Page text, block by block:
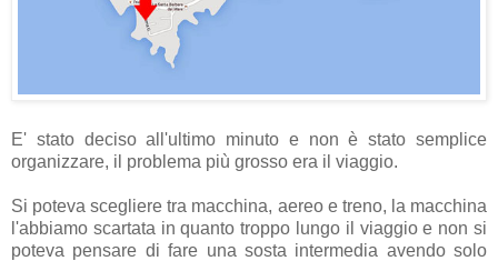
E' stato deciso all'ultimo minuto e non è stato semplice
organizzare, il problema più grosso era il viaggio.
Si poteva scegliere tra macchina, aereo e treno, la macchina
l'abbiamo scartata in quanto troppo lungo il viaggio e non si
poteva pensare di fare una sosta intermedia avendo solo